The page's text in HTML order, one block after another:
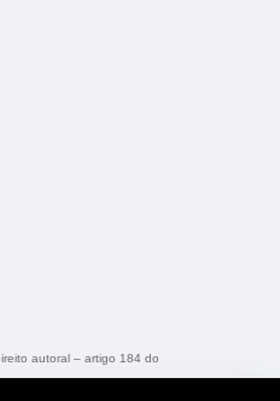
autoral – artigo 184 do